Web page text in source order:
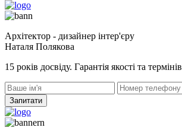
Архітектор - дизайнер інтер'єру
Наталя Полякова
15 років досвіду. Гарантія якості та термінів
Запитати